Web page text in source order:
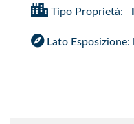
Tipo Proprietà:
Lato Esposizione: